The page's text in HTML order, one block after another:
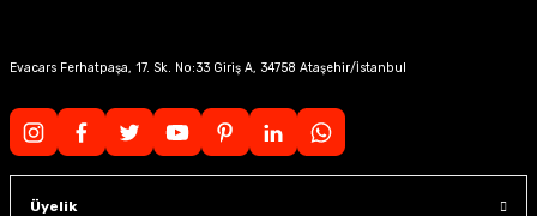
Evacars Ferhatpaşa, 17. Sk. No:33 Giriş A, 34758 Ataşehir/İstanbul
Üyelik